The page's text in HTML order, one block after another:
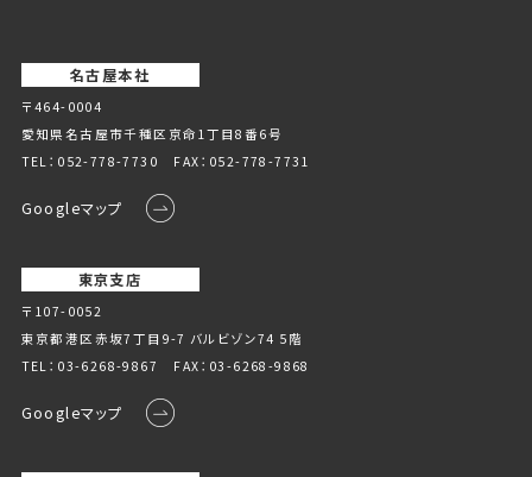
名古屋本社
〒464-0004
愛知県名古屋市千種区京命1丁⽬8番6号
TEL： 052-778-7730 FAX：052-778-7731
Googleマップ
東京支店
〒107-0052
東京都港区赤坂7丁目9-7 バルビゾン74 5階
TEL： 03-6268-9867 FAX：03-6268-9868
Googleマップ